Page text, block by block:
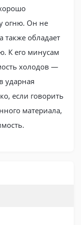
огню. Он не
также обладает
К его минусам
холодов —
ударная
если говорить
материала,